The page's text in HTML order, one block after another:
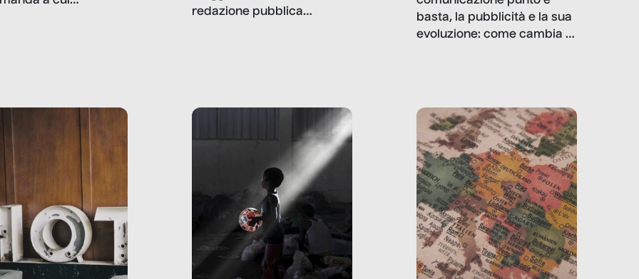
redazione pubblica
la sanità, la ristorazione,
la scuola, le fabbriche,
amministrazione, l’edilizia,
basta, la pubblicità e la sua
evoluzione: come cambia il